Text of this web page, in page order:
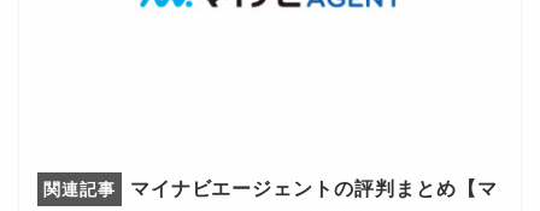
マイナビエージェントの評判まとめ【マ